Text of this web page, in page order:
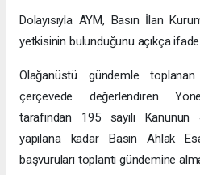
Dolayısıyla AYM, Basın İlan
yetkisinin bulunduğunu açıkça
Olağanüstü gündemle
çerçevede değerlendiren
tarafından 195 sayılı
yapılana kadar Basın Ahlak
başvuruları toplantı gündemine